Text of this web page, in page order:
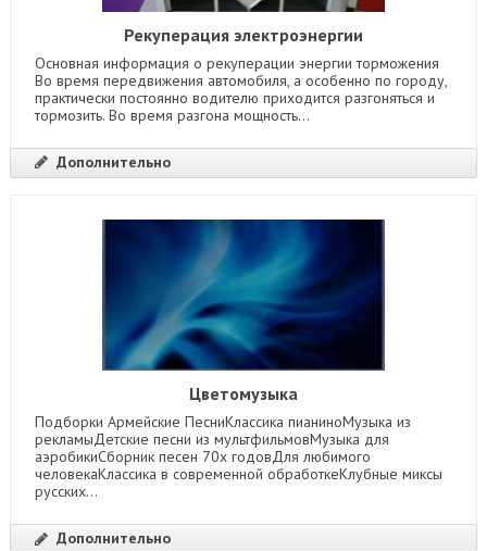
Рекуперация электроэнергии
Основная информация о рекуперации энергии торможения
Во время передвижения автомобиля, а особенно по городу,
практически постоянно водителю приходится разгоняться и
тормозить. Во время разгона мощность...
Дополнительно
Цветомузыка
Подборки Армейские ПесниКлассика пианиноМузыка из
рекламыДетские песни из мультфильмовМузыка для
аэробикиСборник песен 70х годовДля любимого
человекаКлассика в современной обработкеКлубные миксы
русских...
Дополнительно